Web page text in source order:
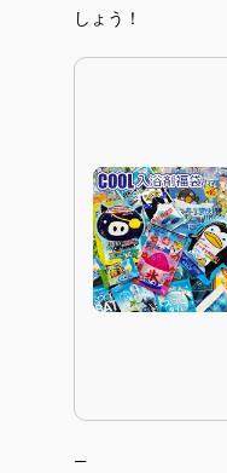
しょう！
—